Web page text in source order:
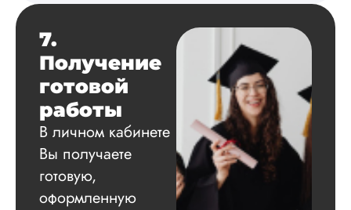
Читать полный
7.
Получение
готовой
работы
В личном кабинете
Вы получаете
готовую,
оформленную